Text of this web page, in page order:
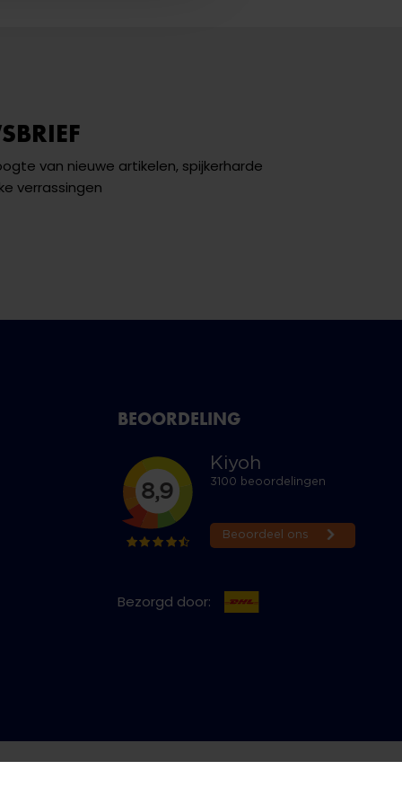
van nieuwe artikelen, spijkerharde
verrassingen
BEOORDELING
Bezorgd door: